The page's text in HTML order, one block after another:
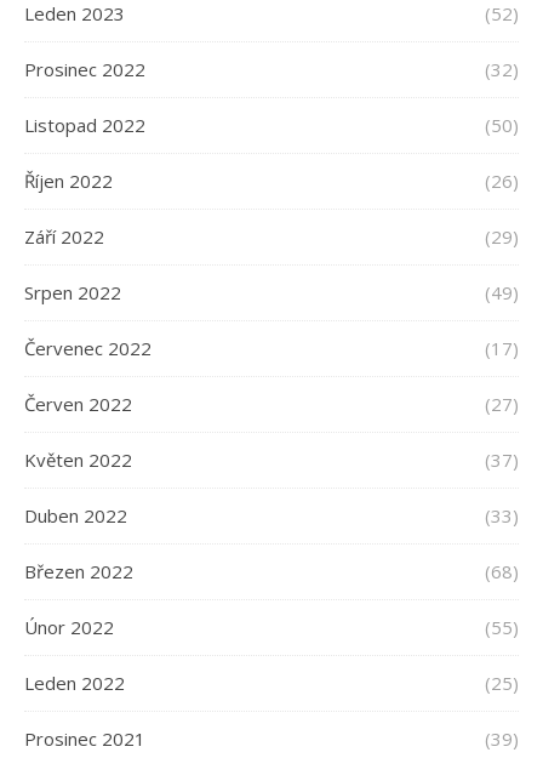
Leden 2023 (52)
Prosinec 2022 (32)
Listopad 2022 (50)
Říjen 2022 (26)
Září 2022 (29)
Srpen 2022 (49)
Červenec 2022 (17)
Červen 2022 (27)
Květen 2022 (37)
Duben 2022 (33)
Březen 2022 (68)
Únor 2022 (55)
Leden 2022 (25)
Prosinec 2021 (39)